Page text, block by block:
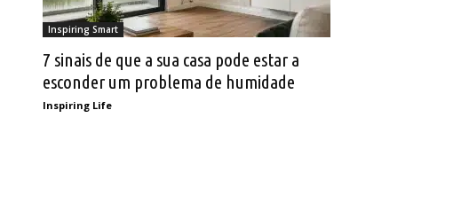
Inspiring Smart
7 sinais de que a sua casa pode estar a
esconder um problema de humidade
Inspiring Life